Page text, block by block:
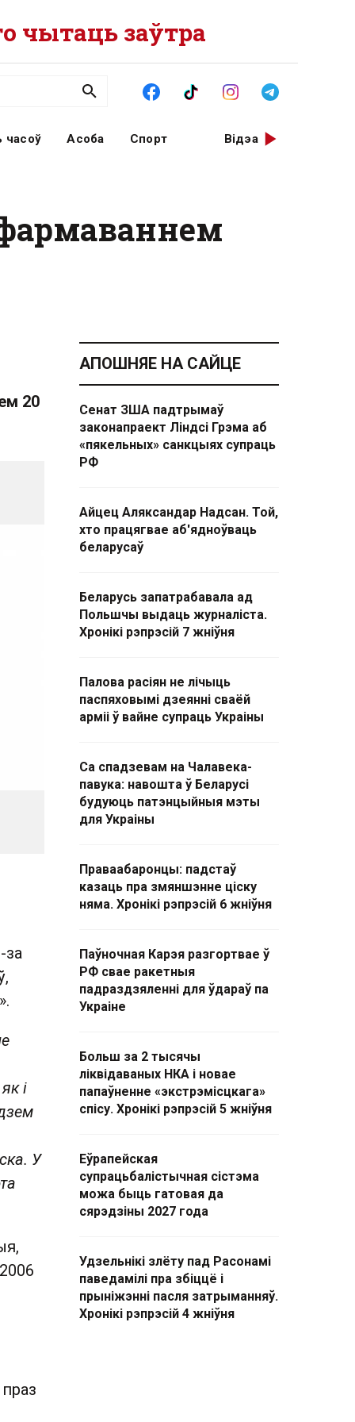
чытаць заўтра
часоў Асоба Спорт Відэа
20
за
і
У
АПОШНЯЕ НА САЙЦЕ
Сенат ЗША падтрымаў
законапраект Ліндсі Грэма аб
«пякельных» санкцыях супраць
РФ
Айцец Аляксандар Надсан. Той,
хто працягвае аб'ядноўваць
беларусаў
Беларусь запатрабавала ад
Польшчы выдаць журналіста.
Хронікі рэпрэсій 7 жніўня
Палова расіян не лічыць
паспяховымі дзеянні сваёй
арміі ў вайне супраць Украіны
Са спадзевам на Чалавека-
павука: навошта ў Беларусі
будуюць патэнцыйныя мэты
для Украіны
Праваабаронцы: падстаў
казаць пра змяншэнне ціску
няма. Хронікі рэпрэсій 6 жніўня
Паўночная Карэя разгортвае ў
РФ свае ракетныя
падраздзяленні для ўдараў па
Украіне
Больш за 2 тысячы
ліквідаваных НКА і новае
папаўненне «экстрэмісцкага»
спісу. Хронікі рэпрэсій 5 жніўня
Еўрапейская
супрацьбалістычная сістэма
можа быць гатовая да
сярэдзіны 2027 года
Удзельнікі злёту пад Расонамі
паведамілі пра збіццё і
прыніжэнні пасля затрыманняў.
Хронікі рэпрэсій 4 жніўня